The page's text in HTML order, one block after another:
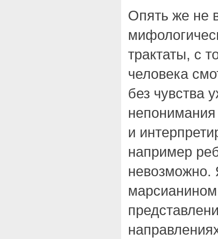
Опять же не
трактаты, с
человека
без чувства
непонимания
и
например
невозможно.